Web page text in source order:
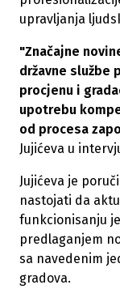
upravljanja
"Značajne
državne službe
procjenu i
upotrebu
od procesa
Jujićeva u
Jujićeva je
nastojati da
funkcionisanju
predlaganjem
sa navedenim
gradova.